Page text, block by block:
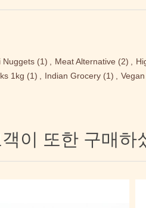
Nuggets (1) Meat Alternative (2)
1kg (1) Indian Grocery (1)
이 또한 구매하